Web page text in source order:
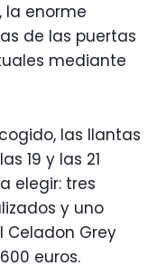
la enorme
de las puertas
mediante
las llantas
19 y las 21
elegir: tres
y uno
Celadon Grey
euros.